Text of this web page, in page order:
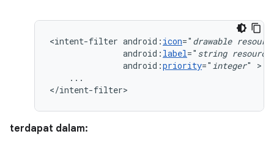
<intent-filter android: icon=" drawable
android: label=" string resource
android:priority=" integer"
...
</intent-filter>
terdapat dalam: